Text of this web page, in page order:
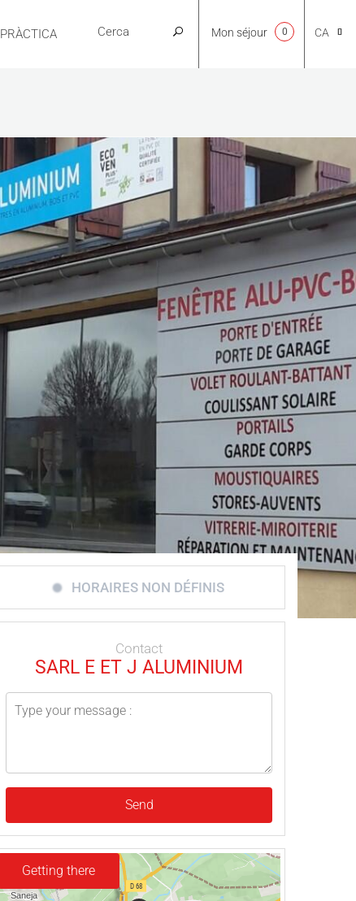
PRÀCTICA CA
EN
ES
Mon séjour 0
HORAIRES NON DÉFINIS
Contact
SARL E ET J ALUMINIUM
Send
Getting there